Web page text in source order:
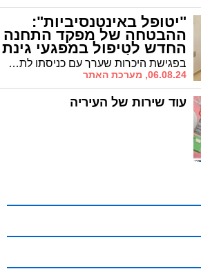
"יטופל באינטנסיביות":
ההבטחה של מפקד התחנה
החדש לטיפול במפגעי גינת
ה'שטיבלאך' בפגישת היכרות שערך עם כניסתו לתפקיד מפקד תחנת אשדוד, הבטיח סנ"צ מאיר חכמון, לסגן ראש העיר הרב יחיאל וינגרטן, כי המשטרה בפיקודו תגלה רגישות לצרכי הציבור החרדי ותשתף פעולה עם נציגי הציבור לטובת התושבים. לרב וינגרטן נלווה הרב אשר לוי, ראש המש"ק ברובע ז'
06.08.24, מערכת האתר
עוד שירות של העיריה